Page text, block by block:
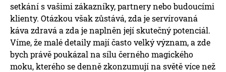
setkání s vašimi zákazníky, partnery nebo budoucími
klienty. Otázkou však zůstává, zda je servírovaná
káva zdravá a zda je naplněn její skutečný potenciál.
Víme, že malé detaily mají často velký význam, a zde
bych právě poukázal na sílu černého magického
moku, kterého se denně zkonzumují na světě více než